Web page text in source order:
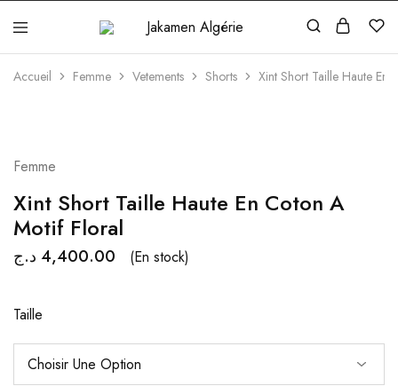
Jakamen
Algérie
Accueil Femme Vetements Shorts Xint Short Taille Haute En
Femme
Xint Short Taille Haute En Coton A
Motif Floral
4,400.00 د.ج (En stock)
Taille